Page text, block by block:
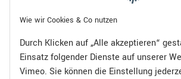
Wie wir Cookies & Co nutzen
Durch Klicken auf „Alle akzeptieren“
Einsatz folgender Dienste auf unserer
Vimeo. Sie können die Einstellung
Gesetzliche Informationen
Bezahlen Sie bequem per: